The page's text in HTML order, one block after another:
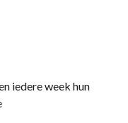
iedere week hun